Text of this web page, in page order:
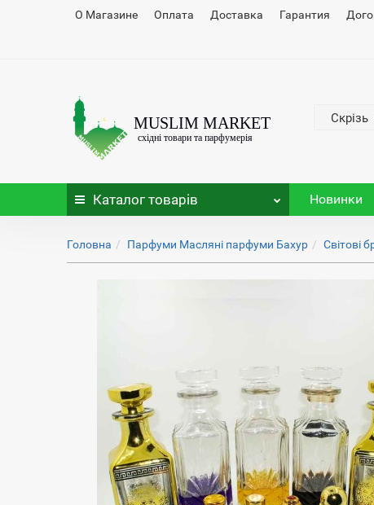
О Магазине Оплата Доставка Гарантия
Скрізь
Каталог товарів Новинки
Головна Парфуми Масляні парфуми Бахур Світові